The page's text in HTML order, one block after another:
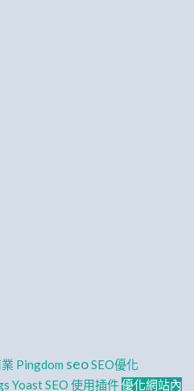
Pingdom seoSEO優化
Yoast SEO 使用插件優化網站內